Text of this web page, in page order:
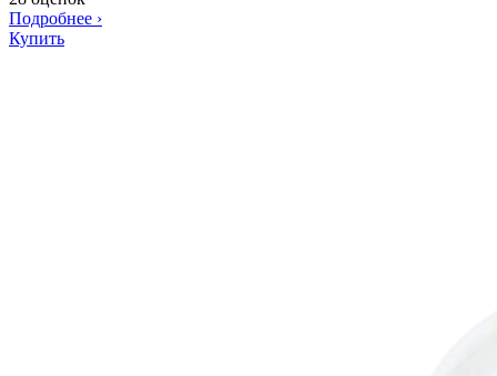
Подробнее ›
Купить